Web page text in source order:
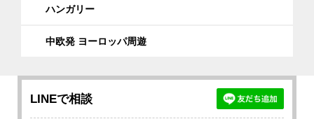
ハンガリー
中欧発 ヨーロッパ周遊
LINEで相談